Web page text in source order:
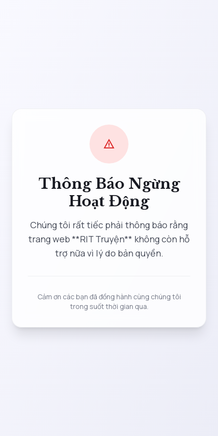
warning
Thông Báo Ngừng
Hoạt Động
Chúng tôi rất tiếc phải thông báo rằng
trang web **RIT Truyện** không còn hỗ
trợ nữa vì lý do bản quyền.
Cảm ơn các bạn đã đồng hành cùng chúng tôi
trong suốt thời gian qua.